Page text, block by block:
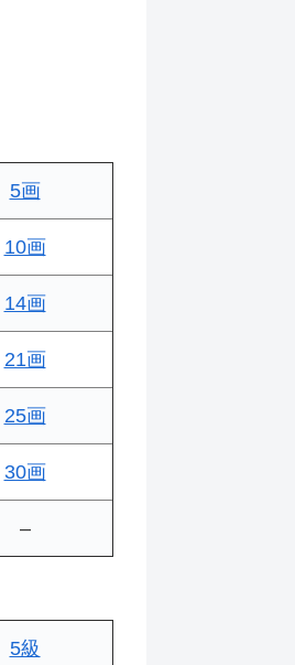
5画
10画
14画
21画
25画
30画
–
5級